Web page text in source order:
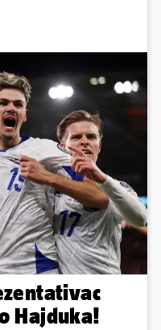
Hajduka!